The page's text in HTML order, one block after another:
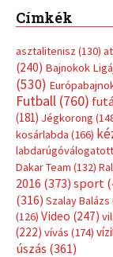
Címkék
asztalitenisz (130)
(240) Bajnokok
(530)
Futball (760)
(181) Jégkorong
kosárlabda (166)
labdarúgóválogatott
Dakar Team (132)
2016 (373) sport
(316) Szalay Balázs
(126) Video (247)
(222) vívás (174)
úszás (361)